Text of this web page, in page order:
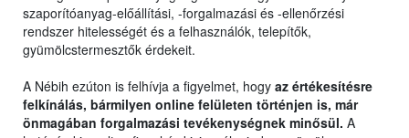
szaporítóanyag-előállítási, -forgalmazási és -ellenőrzési
rendszer hitelességét és a felhasználók, telepítők,
gyümölcstermesztők érdekeit.
A Nébih ezúton is felhívja a figyelmet, hogy az értékesítésre
felkínálás, bármilyen online felületen történjen is, már
önmagában forgalmazási tevékenységnek minősül. A